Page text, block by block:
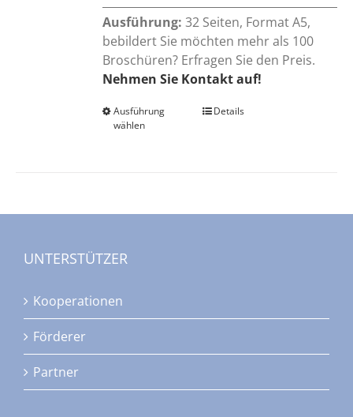
Ausführung: 32 Seiten, Format A5,
bebildert Sie möchten mehr als 100
Broschüren? Erfragen Sie den Preis.
Nehmen Sie Kontakt auf!
Ausführung
wählen
Dieses
Produktseite
werden
Details
UNTERSTÜTZER
Kooperationen
Förderer
Partner